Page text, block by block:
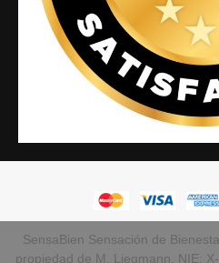
SensaBien Sensación de
propiedad de M. Liegmann. NIE: